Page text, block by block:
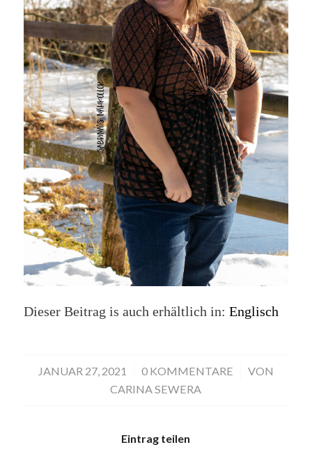
Dieser Beitrag is auch erhältlich in: Englisch
JANUAR 27, 2021
/ 0 KOMMENTARE
/
VON
CARINA SEWERA
Eintrag teilen